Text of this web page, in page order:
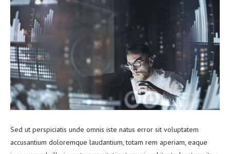
Sed ut perspiciatis unde omnis iste natus error sit voluptatem
accusantium doloremque laudantium, totam rem aperiam, eaque